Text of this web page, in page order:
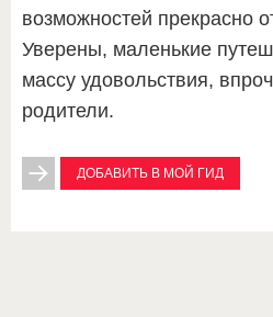
возможностей прекрасно
Уверены, маленькие
массу удовольствия,
родители.
ДОБАВИТЬ В МОЙ ГИД